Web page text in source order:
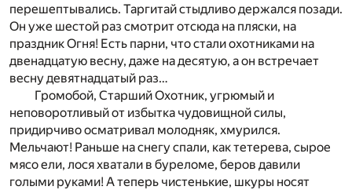
перешептывались. Таргитай стыдливо держался позади.
Он уже шестой раз смотрит отсюда на пляски, на
праздник Огня! Есть парни, что стали охотниками на
двенадцатую весну, даже на десятую, а он встречает
весну девятнадцатый раз…
Громобой, Старший Охотник, угрюмый и
неповоротливый от избытка чудовищной силы,
придирчиво осматривал молодняк, хмурился.
Мельчают! Раньше на снегу спали, как тетерева, сырое
мясо ели, лося хватали в буреломе, беров давили
голыми руками! А теперь чистенькие, шкуры носят